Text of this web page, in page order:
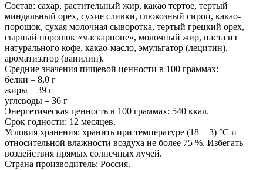
Состав: сахар, растительный жир, какао тертое, тертый
миндальный орех, сухие сливки, глюкозный сироп, какао-
порошок, сухая молочная сыворотка, тертый грецкий орех,
сырный порошок «маскарпоне», молочный жир, паста из
натурального кофе, какао-масло, эмульгатор (лецитин),
ароматизатор (ванилин).
Средние значения пищевой ценности в 100 граммах:
белки – 8,0 г
жиры – 39 г
углеводы – 36 г
Энергетическая ценность в 100 граммах: 540 ккал.
Срок годности: 12 месяцев.
Условия хранения: хранить при температуре (18 ± 3) °C и
относительной влажности воздуха не более 75 %. Избегать
воздействия прямых солнечных лучей.
Страна производитель: Россия.